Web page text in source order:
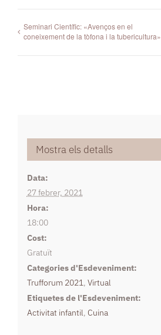
Seminari Científic: «Avenços en el
coneixement de la tòfona i la tubericultura»
Mostra els detalls
Data:
27 febrer, 2021
Hora:
18:00
Cost:
Gratuït
Categories d'Esdeveniment:
Trufforum 2021, Virtual
Etiquetes de l'Esdeveniment:
Activitat infantil, Cuina